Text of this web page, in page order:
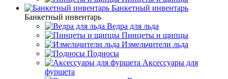
Банкетный инвентарь
Банкетный инвентарь
Ведра для льда
Пинцеты и щипцы
Измельчители льда
Подносы
Аксессуары для
фуршета